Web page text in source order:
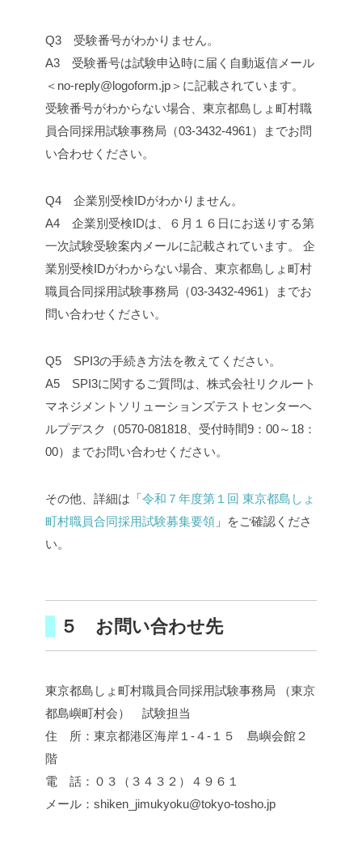
Q3 受験番号がわかりません。
A3 受験番号は試験申込時に届く自動返信メール
＜no-reply@logoform.jp＞に記載されています。
受験番号がわからない場合、東京都島しょ町村職
員合同採用試験事務局（03-3432-4961）までお問
い合わせください。
Q4 企業別受検IDがわかりません。
A4 企業別受検IDは、６月１６日にお送りする第
一次試験受験案内メールに記載されています。 企
業別受検IDがわからない場合、東京都島しょ町村
職員合同採用試験事務局（03-3432-4961）までお
問い合わせください。
Q5 SPI3の手続き方法を教えてください。
A5 SPI3に関するご質問は、株式会社リクルート
マネジメントソリューションズテストセンターヘ
ルプデスク（0570-081818、受付時間9：00～18：
00）までお問い合わせください。
その他、詳細は「令和７年度第１回 東京都島しょ
町村職員合同採用試験募集要領 」をご確認くださ
い。
５ お問い合わせ先
東京都島しょ町村職員合同採用試験事務局 （東京
都島嶼町村会） 試験担当
住 所：東京都港区海岸１-４-１５ 島嶼会館２
階
電 話：０３（３４３２）４９６１
メール：shiken_jimukyoku@tokyo-tosho.jp